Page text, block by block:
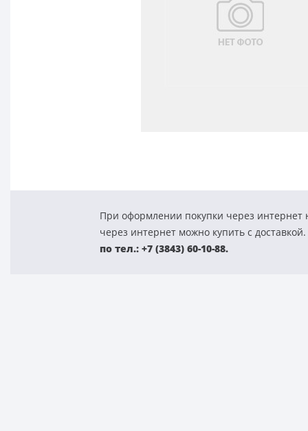
При оформлении покупки через интернет
через интернет можно купить с
по тел.: +7 (3843) 60-10-88.